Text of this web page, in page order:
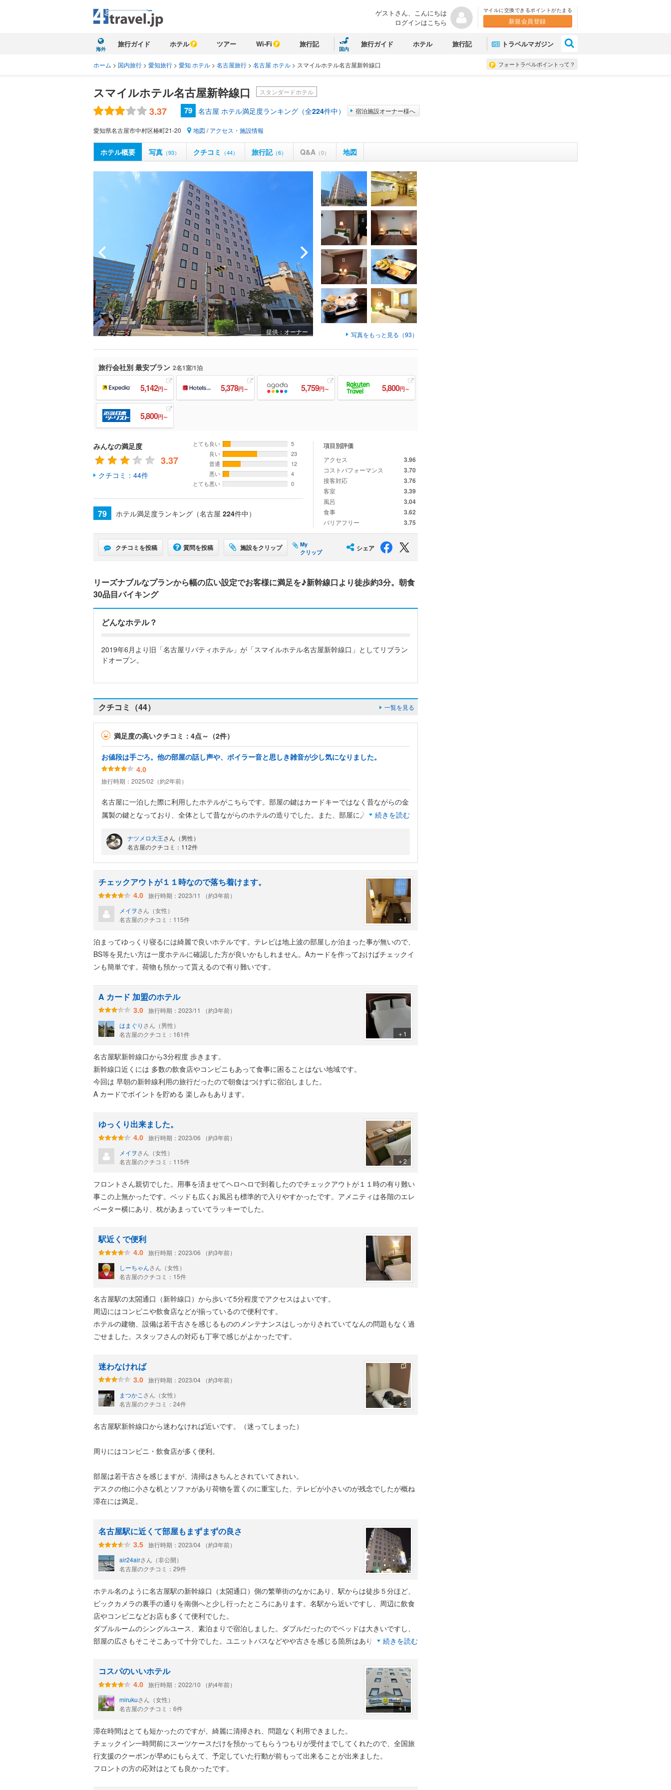
ゲストさん、こんにちは
ログインはこちら
マイルに交換できるポイントがたまる
新規会員登録
海外
旅行ガイド ホテル ツアー Wi-Fi 旅行記
国内
旅行ガイド ホテル 旅行記 トラベルマガジン
フォートラベルポイントって？
ホーム > 国内旅行 > 愛知旅行 > 愛知 ホテル > 名古屋旅行 > 名古屋 ホテル > スマイルホテル名古屋新幹線口
スマイルホテル名古屋新幹線口 スタンダードホテル
3.37 79 名古屋 ホテル満足度ランキング（全224件中） 宿泊施設オーナー様へ
愛知県名古屋市中村区椿町21-20 地図 /アクセス・施設情報
ホテル概要 写真 （93） クチコミ （44） 旅行記（6） Q&A （0） 地図
提供：オーナー 写真をもっと見る（93）
旅行会社別 最安プラン 2名1室/1泊
5,142円～ 5,378円～ 5,759円～ 5,800円～
5,800円～
みんなの満足度
3.37
クチコミ：44件
とても良い
5
良い
23
普通
12
悪い
4
とても悪い
0
79 ホテル満足度ランキング（名古屋 224件中）
項目別評価
アクセス 3.96
コストパフォーマンス 3.70
接客対応 3.76
客室 3.39
風呂 3.04
食事 3.62
バリアフリー 3.75
クチコミを投稿 質問を投稿 施設をクリップ
My
クリップ
シェア
リーズナブルなプランから幅の広い設定でお客様に満足を♪新幹線口より徒歩約3分。朝食
30品目バイキング
どんなホテル？
2019年6月より旧「名古屋リバティホテル」が「スマイルホテル名古屋新幹線口」としてリブラン
ドオープン。
クチコミ（44） 一覧を見る
満足度の高いクチコミ：4点～（2件）
お値段は手ごろ。他の部屋の話し声や、ボイラー音と思しき雑音が少し気になりました。
4.0
旅行時期：2025/02（約2年前）
名古屋に一泊した際に利用したホテルがこちらです。部屋の鍵はカードキーではなく昔ながらの金
属製の鍵となっており、全体として昔ながらのホテルの造りでした。また、部屋に入ると隣の部屋
ックイン、翌朝６時にはチェックアウトという慌ただしいスケジュールであり、しっかりと睡眠を
とりたかったのですが。。。
おり、必要な分を自分で受け取る方式でした。
続きを読む
ナツメロ大王さん（男性）
名古屋のクチコミ：112件
チェックアウトが１１時なので落ち着けます。
4.0
旅行時期：2023/11 （約3年前）
メイヲさん（女性）
名古屋のクチコミ：115件
＋1
泊まってゆっくり寝るには綺麗で良いホテルです。テレビは地上波の部屋しか泊まった事が無いので、
BS等を見たい方は一度ホテルに確認した方が良いかもしれません。Aカードを作っておけばチェックイ
ンも簡単です。荷物も預かって貰えるので有り難いです。
A カード 加盟のホテル
3.0
旅行時期：2023/11 （約3年前）
はまぐり さん（男性）
名古屋のクチコミ：161件
＋1
名古屋駅新幹線口から3分程度 歩きます。
新幹線口近くには 多数の飲食店やコンビニもあって食事に困ることはない地域です。
今回は 早朝の新幹線利用の旅行だったので朝食はつけずに宿泊しました。
A カードでポイントを貯める 楽しみもあります。
ゆっくり出来ました。
4.0
旅行時期：2023/06 （約3年前）
メイヲさん（女性）
名古屋のクチコミ：115件
＋2
フロントさん親切でした。用事を済ませてヘロヘロで到着したのでチェックアウトが１１時の有り難い
事この上無かったです。ベッドも広くお風呂も標準的で入りやすかったです。アメニティは各階のエレ
ベーター横にあり、枕があまっていてラッキーでした。
駅近くで便利
4.0
旅行時期：2023/06 （約3年前）
しーちゃんさん（女性）
名古屋のクチコミ：15件
名古屋駅の太閤通口（新幹線口）から歩いて5分程度でアクセスはよいです。
周辺にはコンビニや飲食店などが揃っているので便利です。
ホテルの建物、設備は若干古さを感じるもののメンテナンスはしっかりされていてなんの問題もなく過
ごせました。スタッフさんの対応も丁寧で感じがよかったです。
迷わなければ
3.0
旅行時期：2023/04 （約3年前）
まつかこ さん（女性）
名古屋のクチコミ：24件
＋5
名古屋駅新幹線口から迷わなければ近いです。（迷ってしまった）
周りにはコンビニ・飲食店が多く便利。
部屋は若干古さを感じますが、清掃はきちんとされていてきれい。
デスクの他に小さな机とソファがあり荷物を置くのに重宝した、テレビが小さいのが残念でしたが概ね
滞在には満足。
名古屋駅に近くて部屋もまずまずの良さ
3.5
旅行時期：2023/04 （約3年前）
air24airさん（非公開）
名古屋のクチコミ：29件
ホテル名のように名古屋駅の新幹線口（太閤通口）側の繁華街のなかにあり、駅からは徒歩５分ほど、
ビックカメラの裏手の通りを南側へと少し行ったところにあります。名駅から近いですし、周辺に飲食
店やコンビニなどお店も多くて便利でした。
ダブルルームのシングルユース、素泊まりで宿泊しました。ダブルだったのでベッドは大きいですし、
部屋の広さもそこそこあって十分でした。ユニットバスなどやや古さを感じる箇所はありましたが、全
朝食無しにしたのでその点はわかりませんが、周辺に朝営業しているお店が多いので朝食の選択肢は多
かったです。
日曜夜の宿泊だったので、週末価格と比べると若干安く、お得感がよりありました。名古屋駅に近くて
便利でおすすめできるホテルです。
続きを読む
コスパのいいホテル
4.0
旅行時期：2022/10 （約4年前）
mirukuさん（女性）
名古屋のクチコミ：6件
＋1
滞在時間はとても短かったのですが、綺麗に清掃され、問題なく利用できました。
チェックイン一時間前にスーツケースだけを預かってもらうつもりが受付までしてくれたので、全国旅
行支援のクーポンが早めにもらえて、予定していた行動が前もって出来ることが出来ました。
フロントの方の応対はとても良かったです。